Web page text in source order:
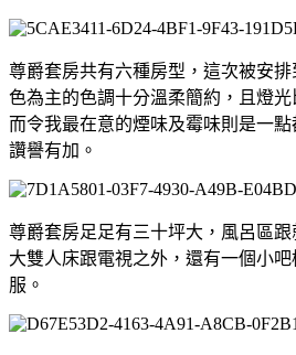
尊爵套房共有六種房型，這次被安
色為主的色調十分溫柔簡約，且燈光
而令我最在意的煙味及霉味則是一
讚譽有加。
尊爵套房足足有三十坪大，風呂區
大雙人床跟電視之外，還有一個小
服。